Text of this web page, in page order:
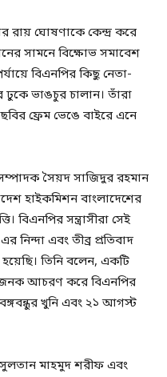
রায় ঘোষণাকে কেন্দ্র করে
সামনে বিক্ষোভ সমাবেশ
বিএনপির কিছু নেতা-
ঢুকে ভাঙচুর চালান। তাঁরা
ফ্রেম ভেঙে বাইরে এনে
সৈয়দ সাজিদুর রহমান
হাইকমিশন বাংলাদেশের
বিএনপির সন্ত্রাসীরা সেই
নিন্দা এবং তীব্র প্রতিবাদ
তিনি বলেন, একটি
আচরণ করে বিএনপির
বঙ্গবন্ধুর খুনি এবং ২১ আগস্ট
মাহমুদ শরীফ এবং